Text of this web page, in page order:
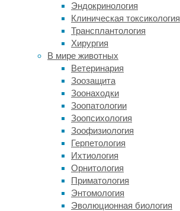
Эндокринология
Клиническая токсикология
Трансплантология
Хирургия
В мире животных
Ветеринария
Зоозащита
Зоонаходки
Зоопатологии
Зоопсихология
Зоофизиология
Герпетология
Ихтиология
Орнитология
Приматология
Энтомология
Эволюционная биология
половиной
процентов
населения.
Заболеваемость
увеличивается
после
наступления
половой
зрелости,
раза
чаще
встречается